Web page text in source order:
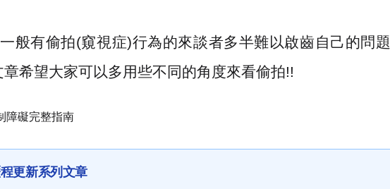
般有偷拍(窺視症)行為的來談者多半難以啟齒自己的問題
希望大家可以多用些不同的角度來看偷拍!!
障礙完整指南
更新系列文章